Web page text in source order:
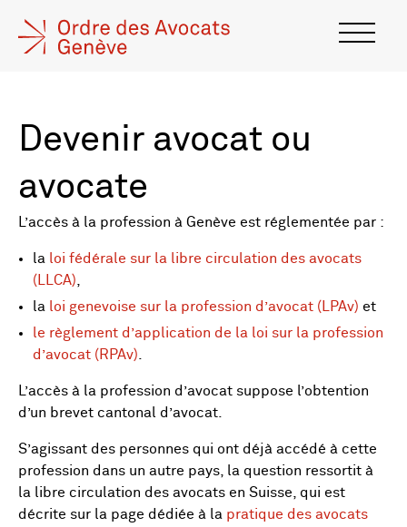
Devenir avocat ou
avocate
L’accès à la profession à Genève est réglementée par :
la
loi fédérale sur la libre circulation des avocats
(LLCA)
la
loi genevoise sur la profession d’avocat (LPAv) et
le règlement d’application de la loi sur la profession
d’avocat (RPAv)
L’accès à la profession d’avocat suppose l’obtention
d’un brevet cantonal d’avocat.
S’agissant des personnes qui ont déjà accédé à cette
profession dans un autre pays, la question ressortit à
la libre circulation des avocats en Suisse, qui est
décrite sur la page dédiée à la pratique des avocats